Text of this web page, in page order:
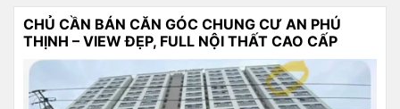
CHỦ CẦN BÁN CĂN GÓC CHUNG CƯ AN PHÚ
THỊNH – VIEW ĐẸP, FULL NỘI THẤT CAO CẤP